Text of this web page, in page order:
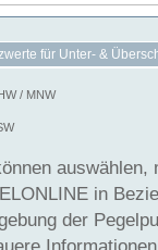
für Unter- &
/ MNW
in Beziehung
der